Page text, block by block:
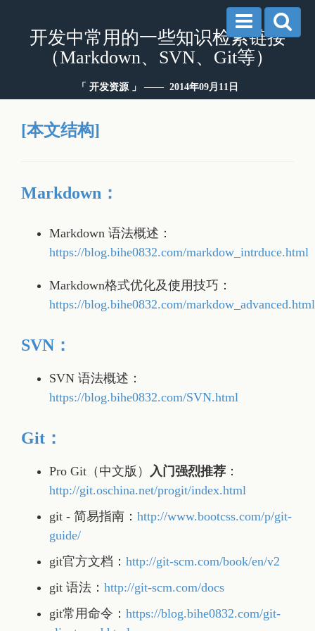
开发中常用的一些知识检索链接
（Markdown、SVN、Git等）
「 开发资源 」 —— 2014年09月11日
[本文结构]
Markdown：
Markdown 语法概述：
https://blog.bihe0832.com/markdow_intrduce.html
Markdown格式优化及使用技巧：
https://blog.bihe0832.com/markdow_advanced.html
SVN：
SVN 语法概述：
https://blog.bihe0832.com/SVN.html
Git：
Pro Git（中文版） 入门强烈推荐 ：
http://git.oschina.net/progit/index.html
git - 简易指南： http://www.bootcss.com/p/git-
guide/
git官方文档： http://git-scm.com/book/en/v2
git 语法： http://git-scm.com/docs
git常用命令： https://blog.bihe0832.com/git-